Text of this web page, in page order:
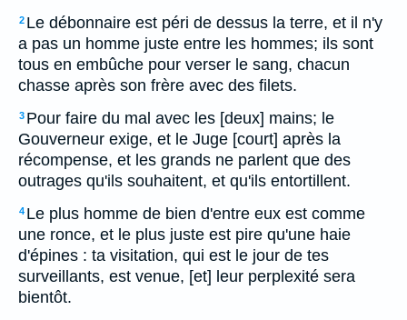
2 Le débonnaire est péri de dessus la terre, et il n'y
a pas un homme juste entre les hommes; ils sont
tous en embûche pour verser le sang, chacun
chasse après son frère avec des filets.
3 Pour faire du mal avec les [deux] mains; le
Gouverneur exige, et le Juge [court] après la
récompense, et les grands ne parlent que des
outrages qu'ils souhaitent, et qu'ils entortillent.
4 Le plus homme de bien d'entre eux est comme
une ronce, et le plus juste est pire qu'une haie
d'épines : ta visitation, qui est le jour de tes
surveillants, est venue, [et] leur perplexité sera
bientôt.